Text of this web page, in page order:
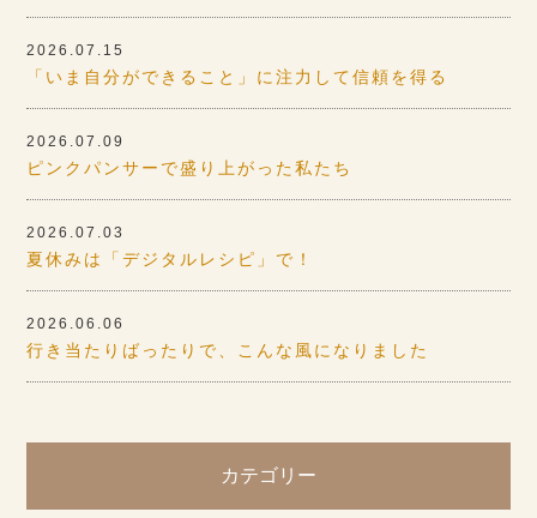
2026.07.15
「いま自分ができること」に注力して信頼を得る
2026.07.09
ピンクパンサーで盛り上がった私たち
2026.07.03
夏休みは「デジタルレシピ」で！
2026.06.06
行き当たりばったりで、こんな風になりました
カテゴリー